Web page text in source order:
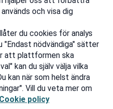
och visa dig
du cookies för analys
"Endast nödvändiga" sätter
att plattformen ska
kan du själv välja vilka
kan när som helst ändra
Vill du veta mer om
Cookie policy